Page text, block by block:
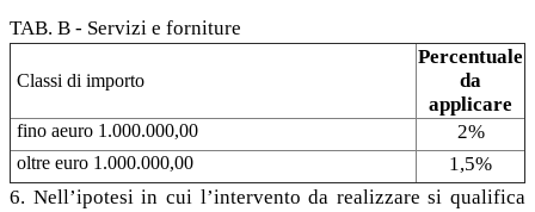
TAB. B - Servizi e forniture
Classi di importo
Percentuale
da
applicare
fino aeuro 1.000.000,00 2%
oltre euro 1.000.000,00
1,5%
6. Nell’ipotesi in cui l’intervento da realizzare si qualifica